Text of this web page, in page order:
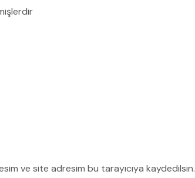
ve site adresim bu tarayıcıya kaydedilsin.